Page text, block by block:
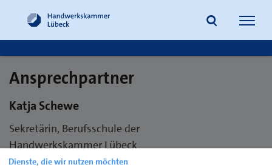
Suche
Ansprechpartner
Katja Schewe
Sekretärin, Berufsschule der
Handwerkskammer Lübeck
Dienste, die wir nutzen möchten